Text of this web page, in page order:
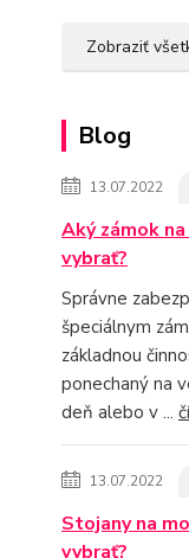
Zobraziť
Blog
13.07.2022
Aký zámok
vybrať?
Správne
špeciálnym
základnou
ponechaný na
deň alebo v ...
13.07.2022
Stojany na
vybrať?